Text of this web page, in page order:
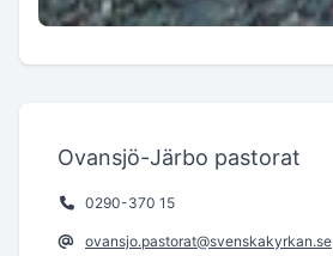
Ovansjö-Järbo pastorat
0290-370 15
ovansjo.pastorat@svenskakyrkan.se